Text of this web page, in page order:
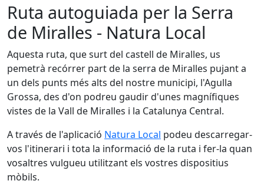
Ruta autoguiada per la Serra
de Miralles - Natura Local
Aquesta ruta, que surt del castell de Miralles, us
pemetrà recórrer part de la serra de Miralles pujant a
un dels punts més alts del nostre municipi, l'Agulla
Grossa, des d'on podreu gaudir d'unes magnífiques
vistes de la Vall de Miralles i la Catalunya Central.
A través de l'aplicació Natura Local podeu descarregar-
vos l'itinerari i tota la informació de la ruta i fer-la quan
vosaltres vulgueu utilitzant els vostres dispositius
mòbils.